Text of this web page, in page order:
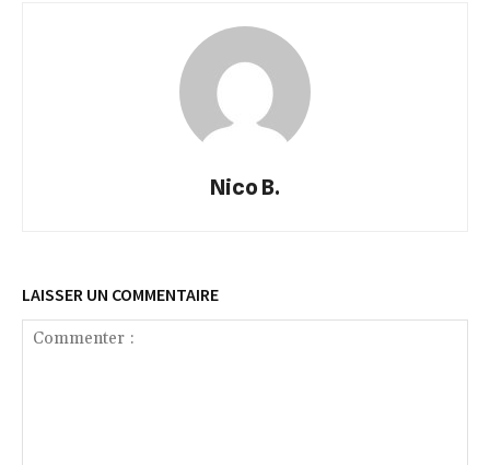
Nico B.
LAISSER UN COMMENTAIRE